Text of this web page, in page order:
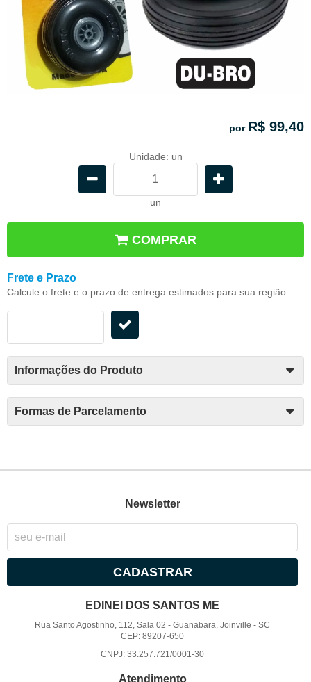
por R$ 99,40
Unidade: un
un
COMPRAR
Frete e Prazo
Calcule o frete e o prazo de entrega estimados para sua região:
Informações do Produto
Formas de Parcelamento
Newsletter
CADASTRAR
EDINEI DOS SANTOS ME
Rua Santo Agostinho, 112, Sala 02 -Guanabara, Joinville -SC
CEP: 89207-650
CNPJ: 33.257.721/0001-30
Atendimento